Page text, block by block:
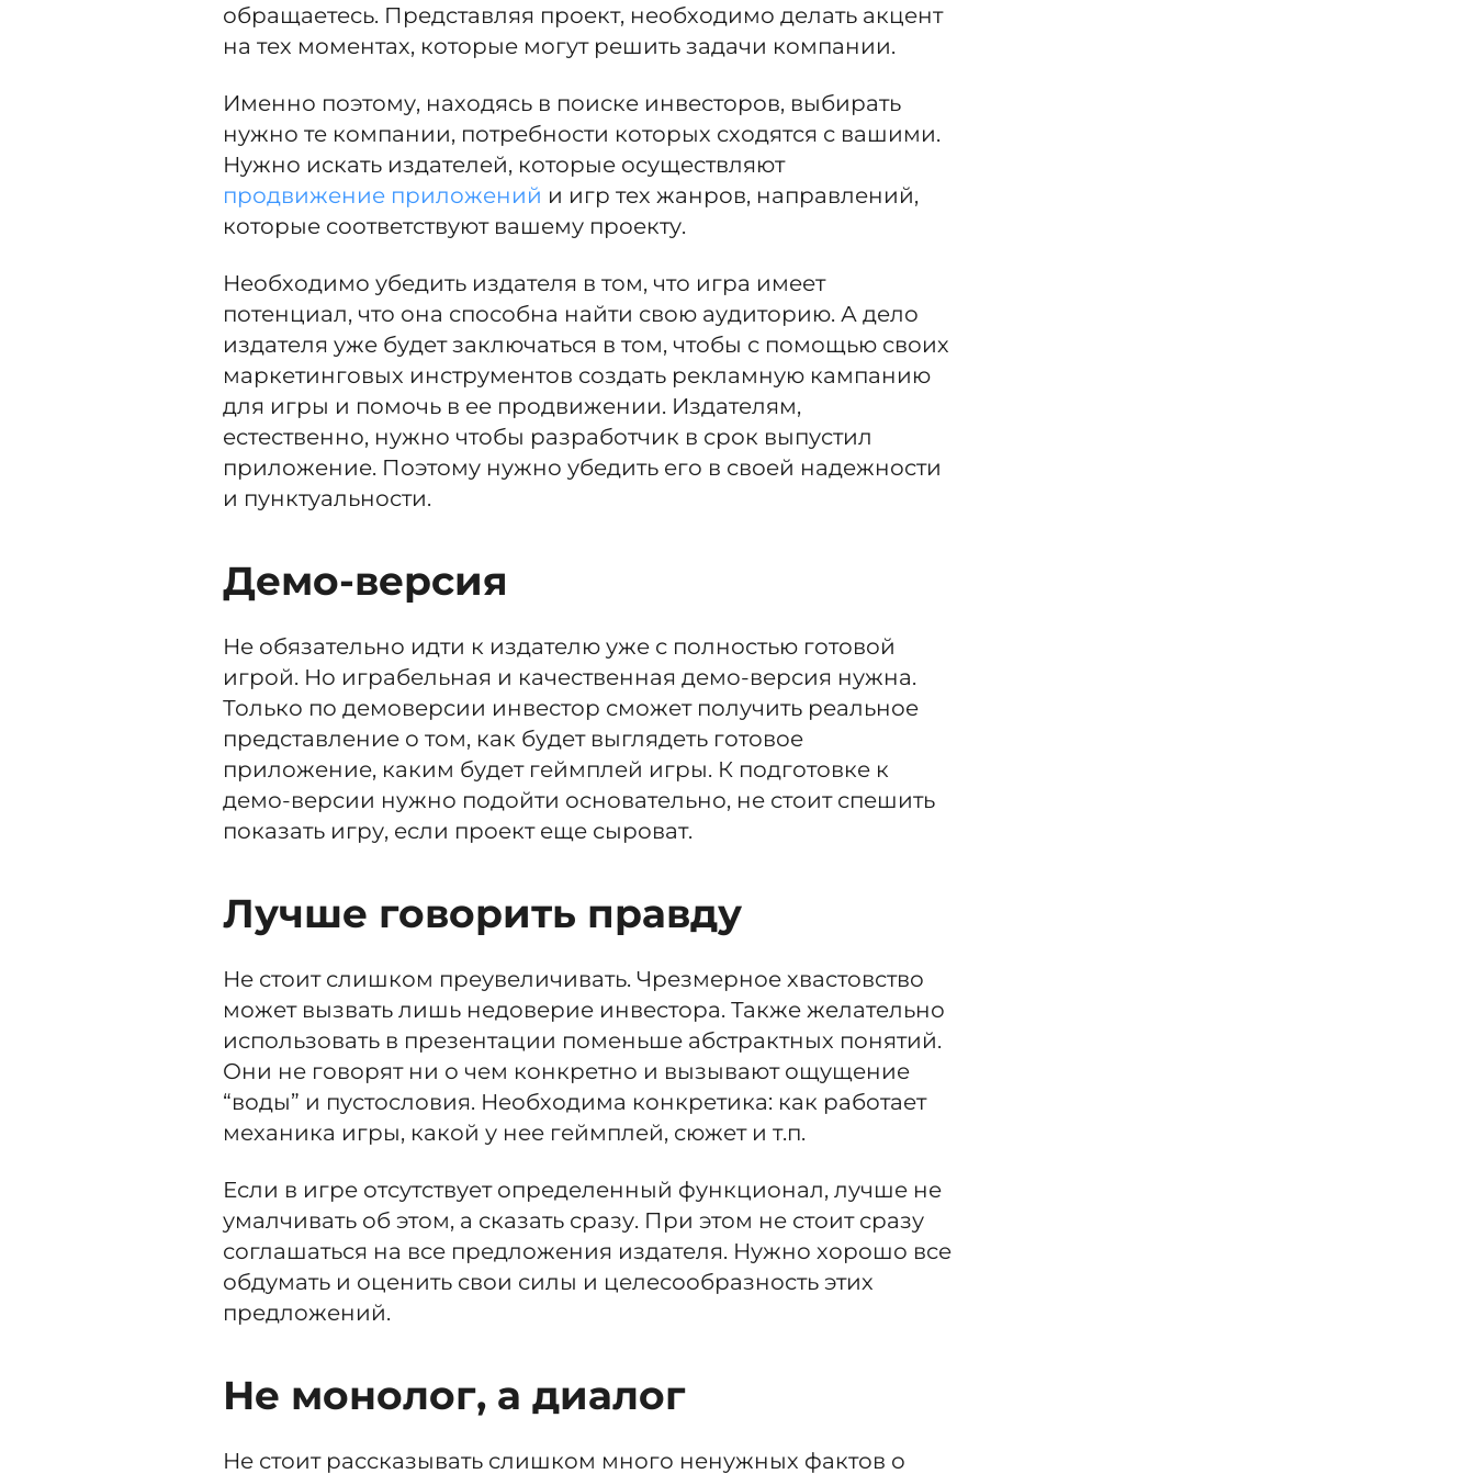
обращаетесь. Представляя проект, необходимо делать акцент
на тех моментах, которые могут решить задачи компании.
Именно поэтому, находясь в поиске инвесторов, выбирать
нужно те компании, потребности которых сходятся с вашими.
Нужно искать издателей, которые осуществляют
продвижение приложений и игр тех жанров, направлений,
которые соответствуют вашему проекту.
Необходимо убедить издателя в том, что игра имеет
потенциал, что она способна найти свою аудиторию. А дело
издателя уже будет заключаться в том, чтобы с помощью своих
маркетинговых инструментов создать рекламную кампанию
для игры и помочь в ее продвижении. Издателям,
естественно, нужно чтобы разработчик в срок выпустил
приложение. Поэтому нужно убедить его в своей надежности
и пунктуальности.
Демо-версия
Не обязательно идти к издателю уже с полностью готовой
игрой. Но играбельная и качественная демо-версия нужна.
Только по демоверсии инвестор сможет получить реальное
представление о том, как будет выглядеть готовое
приложение, каким будет геймплей игры. К подготовке к
демо-версии нужно подойти основательно, не стоит спешить
показать игру, если проект еще сыроват.
Лучше говорить правду
Не стоит слишком преувеличивать. Чрезмерное хвастовство
может вызвать лишь недоверие инвестора. Также желательно
использовать в презентации поменьше абстрактных понятий.
Они не говорят ни о чем конкретно и вызывают ощущение
“воды” и пустословия. Необходима конкретика: как работает
механика игры, какой у нее геймплей, сюжет и т.п.
Если в игре отсутствует определенный функционал, лучше не
умалчивать об этом, а сказать сразу. При этом не стоит сразу
соглашаться на все предложения издателя. Нужно хорошо все
обдумать и оценить свои силы и целесообразность этих
предложений.
Не монолог, а диалог
Не стоит рассказывать слишком много ненужных фактов о